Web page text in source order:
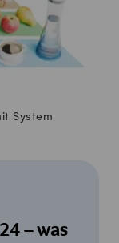
System
– was